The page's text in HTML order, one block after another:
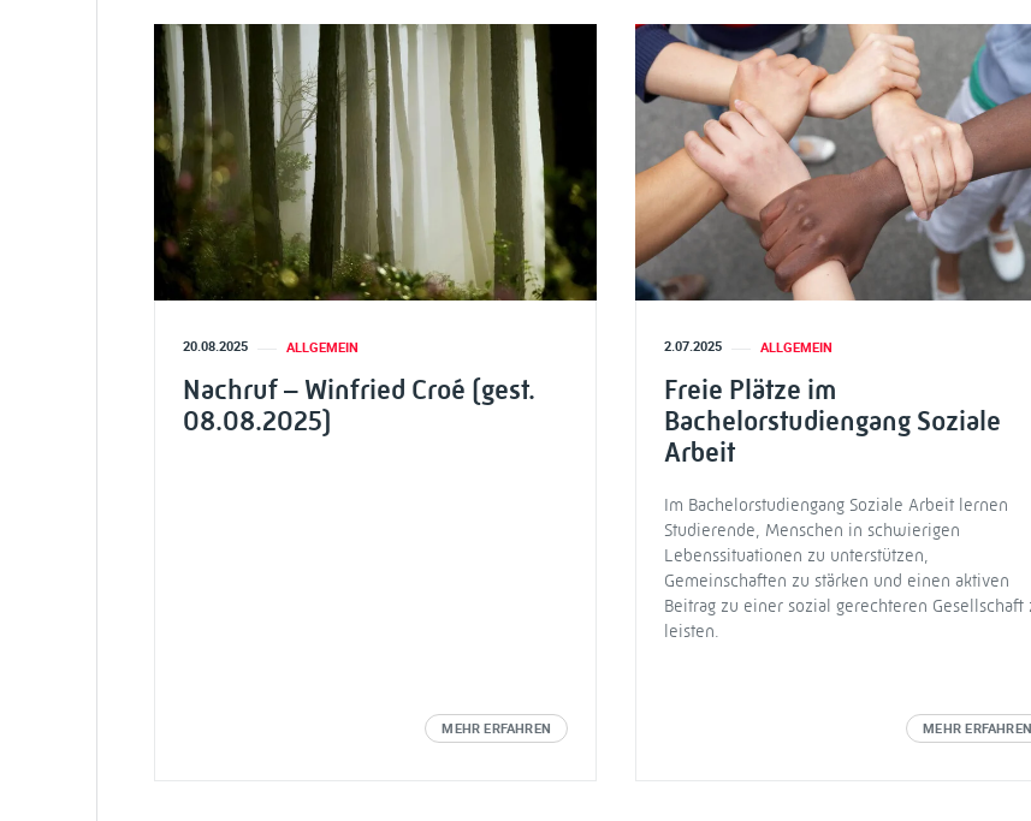
20.08.2025 ALLGEMEIN
Nachruf – Winfried Croé (gest.
08.08.2025)
MEHR ERFAHREN
2.07.2025 ALLGEMEIN
Freie Plätze im
Bachelorstudiengang Soziale
Arbeit
Im Bachelorstudiengang Soziale Arbeit lernen
Studierende, Menschen in schwierigen
Lebenssituationen zu unterstützen,
Gemeinschaften zu stärken und einen aktiven
Beitrag zu einer sozial gerechteren Gesellschaft
leisten.
MEHR ERFAHREN